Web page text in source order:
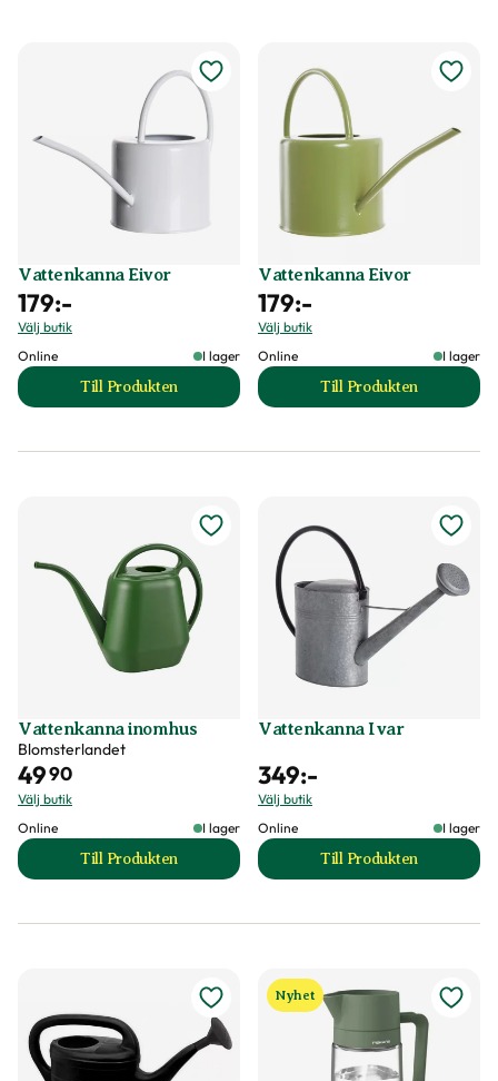
Vattenkanna Eivor
179:-
Välj butik
Online
I lager
Till Produkten
till Vattenkanna Eivor produktsida
Vattenkanna Eivor
179:-
Välj butik
Online
I lager
Till Produkten
till Vattenkanna
Vattenkanna inomhus
Blomsterlandet
4990
Välj butik
Online
I lager
Till Produkten
till Vattenkanna inomhus produktsida
Vattenkanna Ivar
349:-
Välj butik
Online
I lager
Till Produkten
till Vattenkanna
Nyhet